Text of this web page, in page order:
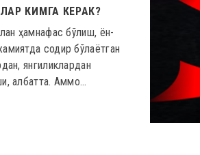
КИМГА КЕРАК?
ҳамнафас бўлиш, ён-
содир бўлаётган
янгиликлардан
албатта. Аммо…